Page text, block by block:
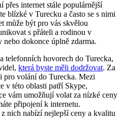
internet stále populárnější
blízké v Turecku a často se s nimi
může být pro vás skvělou
s přáteli a rodinou v
dokonce úplně zdarma.
telefonních hovorech do Turecka,
která byste měli dodržovat. Za
pro volání do Turecka. Mezi
v této oblasti patří Skype,
vám umožňují volat za nízké ceny
připojení k internetu.